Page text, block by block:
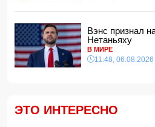
Джейхун Байрамов: В случае
рады поставлять газ и
14:34, 06.08.2026
За семь месяцев гражданам
манатов
14:28, 06.08.2026
14:14, 06.08.2026
Вэнс признал
Нетаньяху
В МИРЕ
11:48, 06.08.2026
ЭТО ИНТЕРЕСНО